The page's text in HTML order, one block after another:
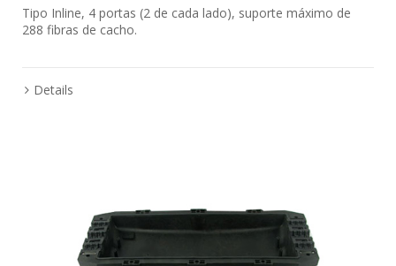
Tipo Inline, 4 portas (2 de cada lado), suporte máximo de
288 fibras de cacho.
Details